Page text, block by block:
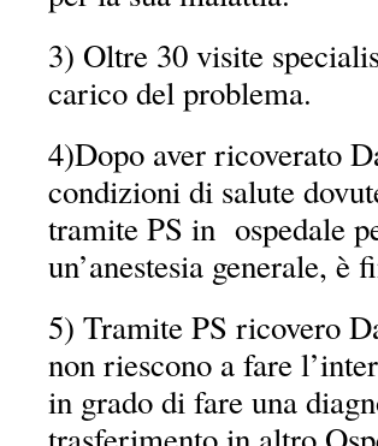
3) Oltre 30 visite
carico del problema.
4)Dopo aver ricoverato
condizioni di salute
tramite PS in ospedale
un’anestesia generale,
5) Tramite PS ricovero
non riescono a fare
in grado di fare una